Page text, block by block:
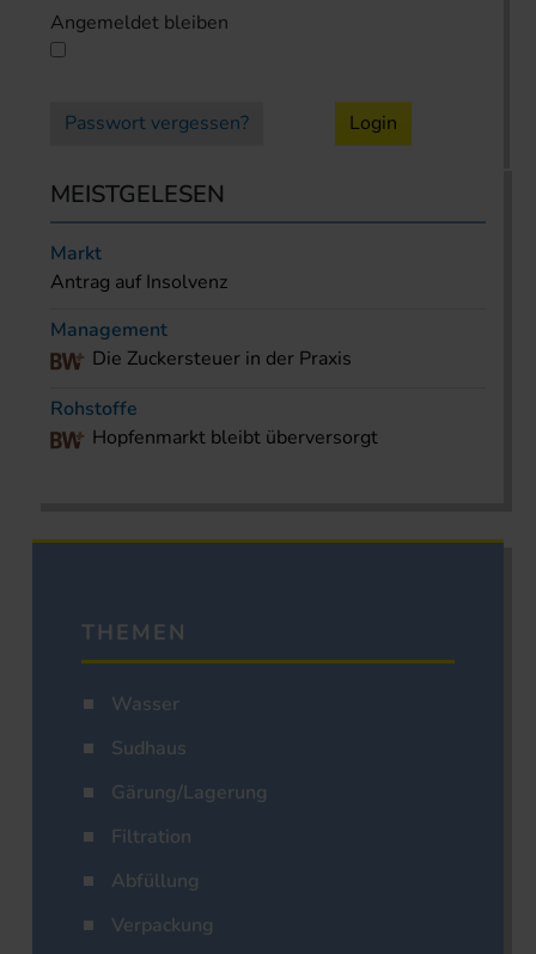
Angemeldet bleiben
Passwort vergessen? Login
MEISTGELESEN
Markt
Antrag auf Insolvenz
Management
Die Zuckersteuer in der Praxis
Rohstoffe
Hopfenmarkt bleibt überversorgt
THEMEN
Wasser
Sudhaus
Gärung/Lagerung
Filtration
Abfüllung
Verpackung